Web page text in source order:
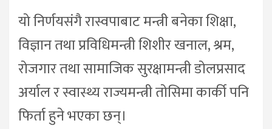
यो निर्णयसंगै रास्वपाबाट मन्त्री बनेका शिक्षा,
विज्ञान तथा प्रविधिमन्त्री शिशीर खनाल, श्रम,
रोजगार तथा सामाजिक सुरक्षामन्त्री डोलप्रसाद
अर्याल र स्वास्थ्य राज्यमन्त्री तोसिमा कार्की पनि
फिर्ता हुने भएका छन्।